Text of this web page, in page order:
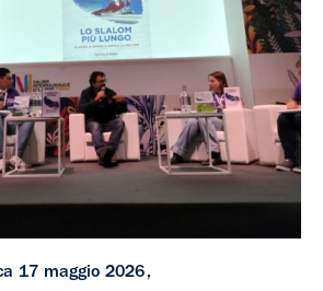
17 maggio 2026